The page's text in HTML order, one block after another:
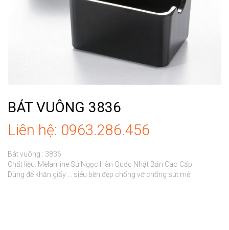
BÁT VUÔNG 3836
Liên hệ: 0963.286.456
Bát vuông : 3836
Chất liệu: Melamine Sứ Ngọc Hàn Quốc Nhật Bản Cao Cấp
Dùng để khăn giấy ... siêu bền đẹp chống vỡ chống sứt mẻ